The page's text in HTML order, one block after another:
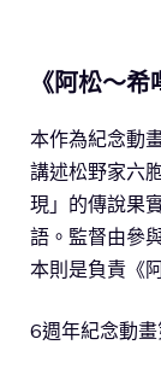
《阿松～
本作為紀念動
講述松野家六
現」的傳說果
語。監督由參
本則是負責《
6週年紀念動